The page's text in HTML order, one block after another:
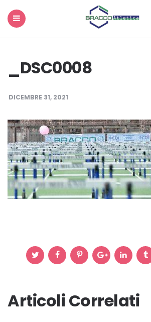
_DSC0008
DICEMBRE 31, 2021
Articoli Correlati